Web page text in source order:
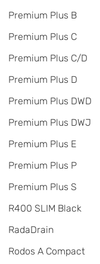
Premium Plus B
Premium Plus C
Premium Plus C/D
Premium Plus D
Premium Plus DWD
Premium Plus DWJ
Premium Plus E
Premium Plus P
Premium Plus S
R400 SLIM Black
RadаDrain
Rodos A Compact